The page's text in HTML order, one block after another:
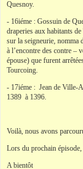
Quesnoy.
- 16iéme : Gossuin de
draperies aux habitants
sur la seigneurie, nomma
à l’encontre des contre –
épouse) que furent
Tourcoing.
- 17iéme : Jean de Ville-
1389 à 1396.
Voilà, nous avons
Lors du prochain
A bientôt